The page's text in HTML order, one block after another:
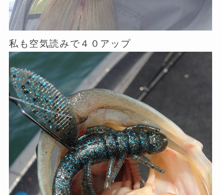
私も空気読みで４０アップ